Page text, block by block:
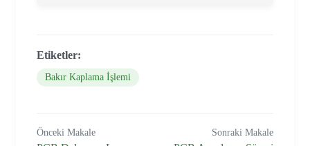
Etiketler:
Bakır Kaplama İşlemi
Önceki Makale Sonraki Makale